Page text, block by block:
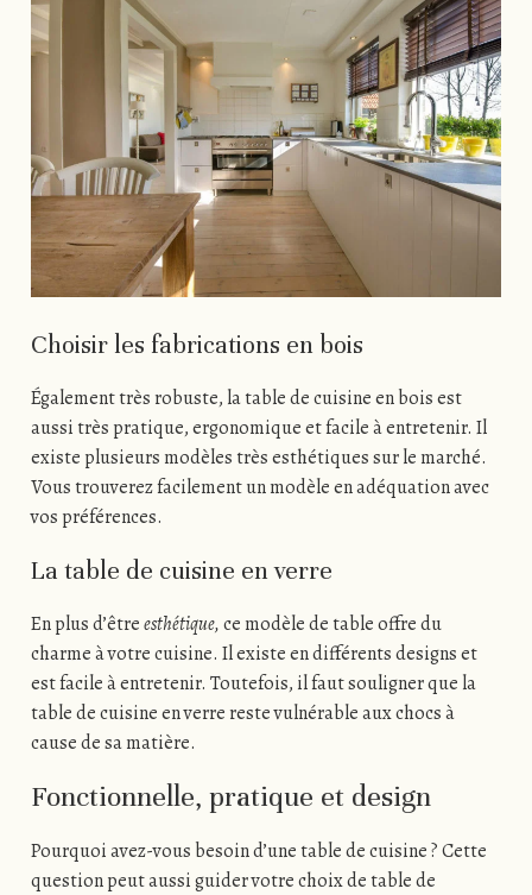
Choisir les fabrications en bois
Également très robuste, la table de cuisine en bois est
aussi très pratique, ergonomique et facile à entretenir. Il
existe plusieurs modèles très esthétiques sur le marché.
Vous trouverez facilement un modèle en adéquation avec
vos préférences.
La table de cuisine en verre
En plus d’êtreesthétique,ce modèle de table offre du
charme à votre cuisine. Il existe en différents designs et
est facile à entretenir. Toutefois, il faut souligner que la
table de cuisine en verre reste vulnérable aux chocs à
cause de sa matière.
Fonctionnelle, pratique et design
Pourquoi avez-vous besoin d’une table de cuisine ? Cette
question peut aussi guider votre choix de table de